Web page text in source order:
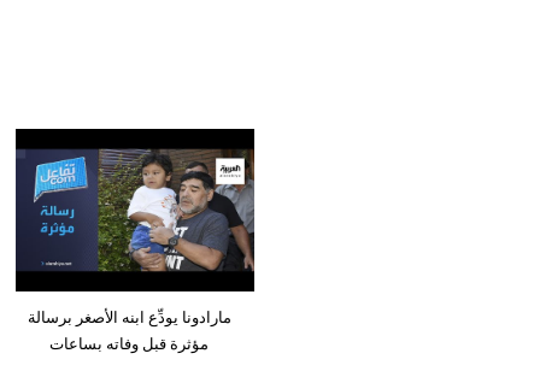
مارادونا يودِّع ابنه الأصغر برسالة
مؤثرة قبل وفاته بساعات